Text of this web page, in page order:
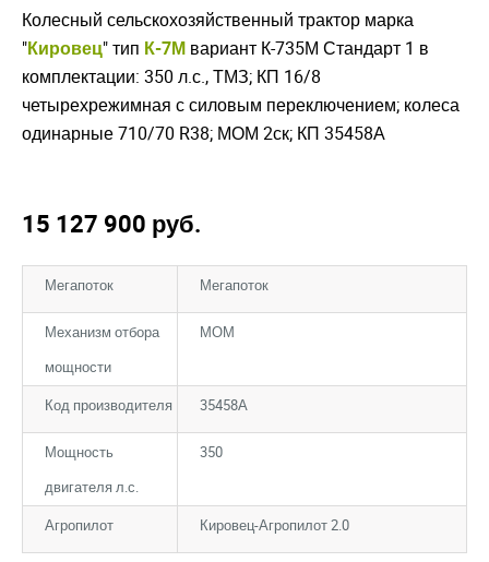
Колесный сельскохозяйственный трактор марка
"Кировец" тип К-7М вариант К-735М Стандарт 1 в
комплектации: 350 л.с., ТМЗ; КП 16/8
четырехрежимная с силовым переключением; колеса
одинарные 710/70 R38; МОМ 2ск; КП 35458А
15 127 900 руб.
Мегапоток Мегапоток
Механизм отбора
мощности
МОМ
Код производителя 35458А
Мощность
двигателя л.с.
350
Агропилот Кировец-Агропилот 2.0